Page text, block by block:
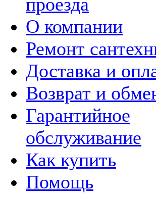
О компании
Ремонт
Доставка и
Возврат и
Гарантийное
обслуживание
Как купить
Помощь